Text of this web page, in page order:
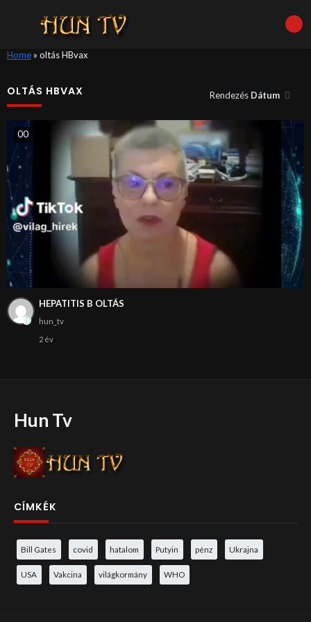
Home» oltás HBvax
OLTÁS HBVAX Rendezés Dátum
00
HEPATITIS B OLTÁS
hun_tv
2 év
Hun Tv
CÍMKÉK
Bill Gates covid hatalom Putyin pénz Ukrajna
USA Vakcina világkormány WHO